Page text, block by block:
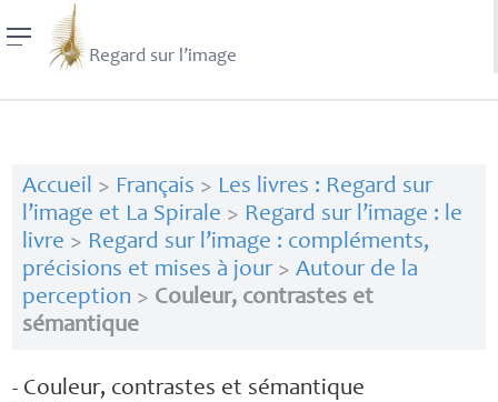
Regard sur l’image
Accueil > Français > Les livres : Regard sur
l’image et La Spirale > Regard sur l’image : le
livre > Regard sur l’image : compléments,
précisions et mises à jour> Autour de la
perception > Couleur, contrastes et
sémantique
- Couleur, contrastes et sémantique